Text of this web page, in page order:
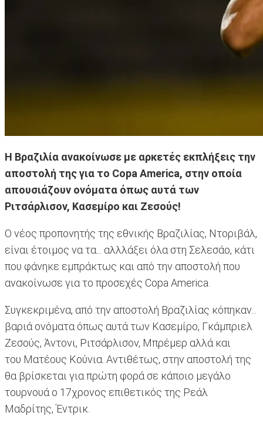
Η Βραζιλία ανακοίνωσε με αρκετές εκπλήξεις την
αποστολή της για το Copa America, στην οποία
απουσιάζουν ονόματα όπως αυτά των
Ριτσάρλισον, Κασεμίρο και Ζεσούς!
Ο νέος προπονητής της εθνικής Βραζιλίας, Ντοριβάλ,
είναι έτοιμος να τα... αλλλάξει όλα στη Σελεσάο, κάτι
που φάνηκε εμπράκτως και από την αποστολή που
ανακοίνωσε για το προσεχές Copa America.
Συγκεκριμένα, από την αποστολή Βραζιλίας κόπηκαν...
βαριά ονόματα όπως αυτά των Κασεμίρο, Γκάμπριελ
Ζεσούς, Άντονι, Ριτσάρλισον, Μπρέμερ αλλά και
του Ματέους Κούνια. Αντιθέτως, στην αποστολή της
θα βρίσκεται για πρώτη φορά σε κάποιο μεγάλο
τουρνουά ο 17χρονος επιθετικός της Ρεάλ
Μαδρίτης, Έντρικ.